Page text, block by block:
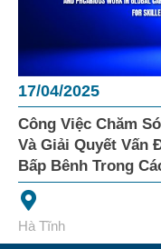
17/04/2025
Công Việc Chăm
Và Giải Quyết Vấn
Bấp Bênh Trong
Hà Tĩnh